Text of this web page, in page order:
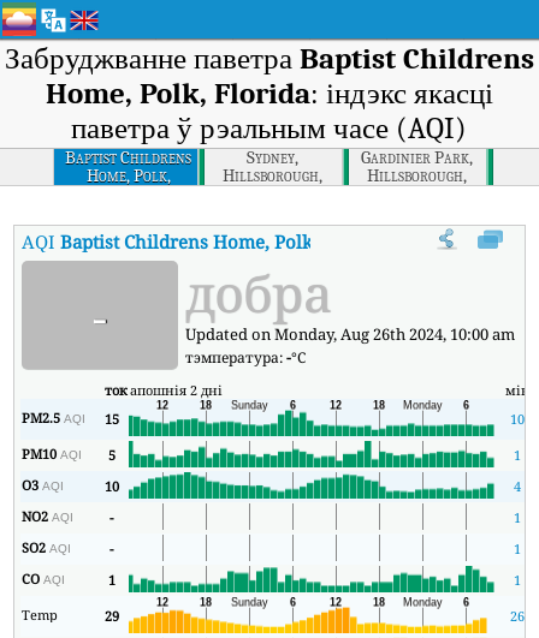
Забруджванне паветра Baptist Childrens
Home, Polk, Florida: індэкс якасці
паветра ў рэальным часе (AQI)
Baptist Childrens
Home, Polk,
Florida
Sydney,
Hillsborough,
Florida
Gardinier Park,
Hillsborough,
Florida
AQIBaptist Childrens Home, Polk, Florida Індэкс якасці
- добра
Updated on Monday, Aug 26th 2024, 10:00 am
тэмпература:-°C
токапошнія 2 дні мін
PM2.5AQI 15
10
PM10AQI 5
1
O3AQI 10
4
NO2AQI -
1
SO2AQI -
1
COAQI 1
1
Temp
29
26